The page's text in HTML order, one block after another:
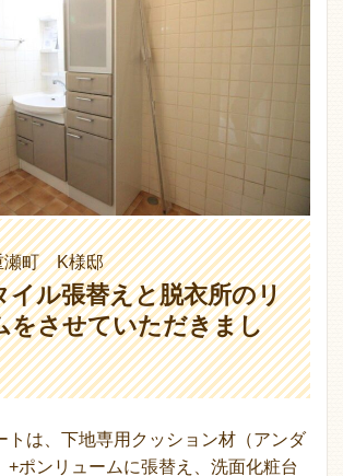
瀬町 K様邸
イル張替えと脱衣所のリ
をさせていただきまし
トは、下地専用クッション材（アンダ
+ポンリュームに張替え、洗面化粧台